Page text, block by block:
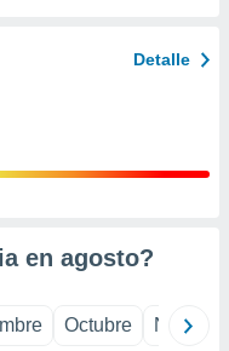
Detalle
en agosto?
Octubre